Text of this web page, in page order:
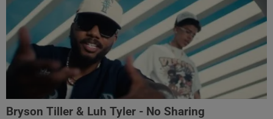
Bryson Tiller & Luh Tyler - No Sharing